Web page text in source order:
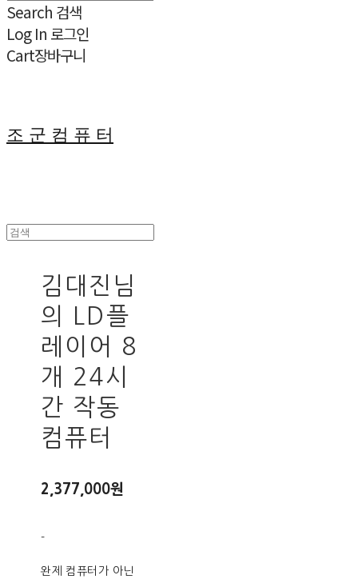
Search 검색
Log In 로그인
Cart장바구니
조 군 컴 퓨 터
김대진님
의 LD플
레이어 8
개 24시
간 작동
컴퓨터
2,377,000원
-
완제 컴퓨터가 아닌